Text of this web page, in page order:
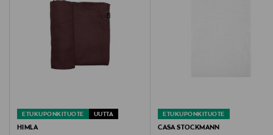
Konepesu
Koko
ETUKUPONKITUOTE UUTTA
HIMLA
ETUKUPONKITUOTE
CASA STOCKMANN